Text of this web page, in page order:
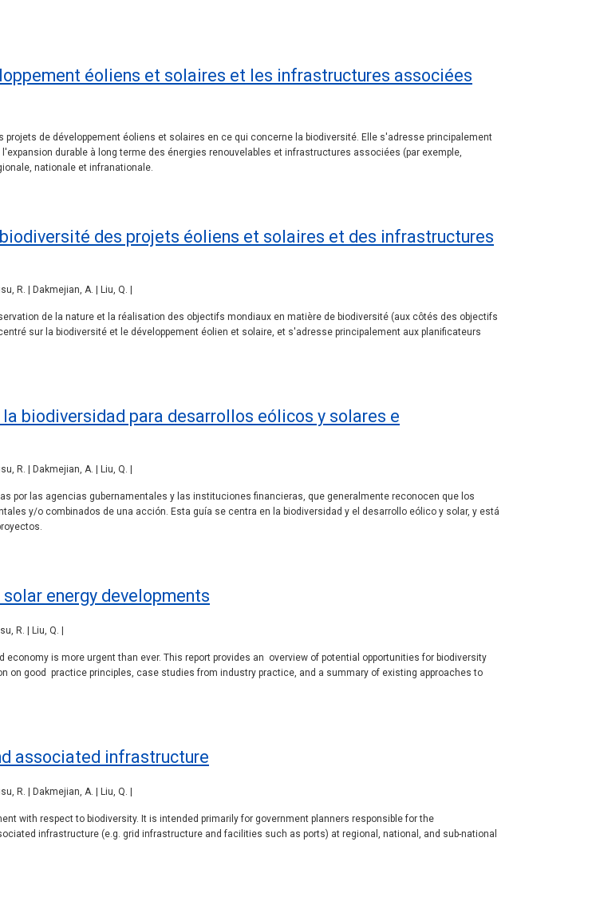
éoliens et solaires et les infrastructures associées
de développement éoliens et solaires en ce qui concerne la biodiversité. Elle s'adresse principalement
durable à long terme des énergies renouvelables et infrastructures associées (par exemple,
nationale et infranationale.
des projets éoliens et solaires et des infrastructures
R. | Dakmejian, A. | Liu, Q. |
de la nature et la réalisation des objectifs mondiaux en matière de biodiversité (aux côtés des objectifs
sur la biodiversité et le développement éolien et solaire, et s'adresse principalement aux planificateurs
biodiversidad para desarrollos eólicos y solares e
R. | Dakmejian, A. | Liu, Q. |
por las agencias gubernamentales y las instituciones financieras, que generalmente reconocen que los
y/o combinados de una acción. Esta guía se centra en la biodiversidad y el desarrollo eólico y solar, y está
energy developments
R. | Liu, Q. |
is more urgent than ever. This report provides an overview of potential opportunities for biodiversity
on good practice principles, case studies from industry practice, and a summary of existing approaches to
associated infrastructure
R. | Dakmejian, A. | Liu, Q. |
with respect to biodiversity. It is intended primarily for government planners responsible for the
infrastructure (e.g. grid infrastructure and facilities such as ports) at regional, national, and sub-national